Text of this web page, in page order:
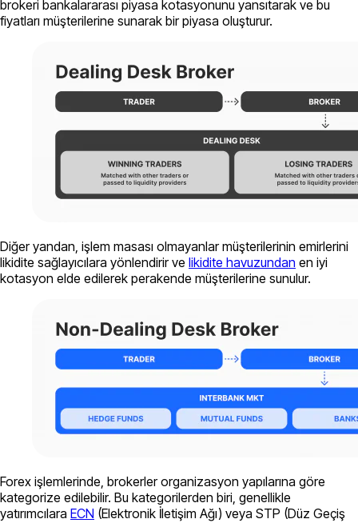
brokeri bankalararası piyasa kotasyonunu yansıtarak ve bu
fiyatları müşterilerine sunarak bir piyasa oluşturur.
Diğer yandan, işlem masası olmayanlar müşterilerinin emirlerini
likidite sağlayıcılara yönlendirir ve likidite havuzundan en iyi
kotasyon elde edilerek perakende müşterilerine sunulur.
Forex işlemlerinde, brokerler organizasyon yapılarına göre
kategorize edilebilir. Bu kategorilerden biri, genellikle
yatırımcılara ECN (Elektronik İletişim Ağı) veya STP (Düz Geçiş